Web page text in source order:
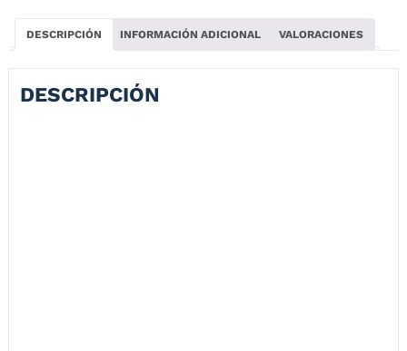
DESCRIPCIÓN INFORMACIÓN ADICIONAL VALORACIONES
DESCRIPCIÓN